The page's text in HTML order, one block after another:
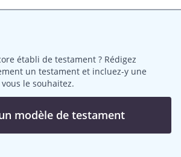
établi de testament ? Rédigez
un testament et incluez-y une
le souhaitez.
modèle de testament